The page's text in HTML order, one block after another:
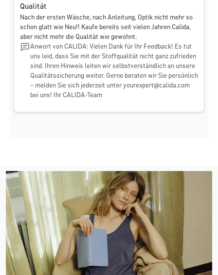
Qualität
Nach der ersten Wäsche, nach Anleitung, Optik nicht mehr so
schon glatt wie Neu!! Kaufe bereits seit vielen Jahren Calida,
aber nicht mehr die Qualität wie gewohnt.
Anwort von CALIDA: Vielen Dank für Ihr Feedback! Es tut
uns leid, dass Sie mit der Stoffqualität nicht ganz zufrieden
sind. Ihren Hinweis leiten wir selbstverständlich an unsere
Qualitätssicherung weiter. Gerne beraten wir Sie persönlich
– melden Sie sich jederzeit unter yourexpert@calida.com
bei uns! Ihr CALIDA-Team